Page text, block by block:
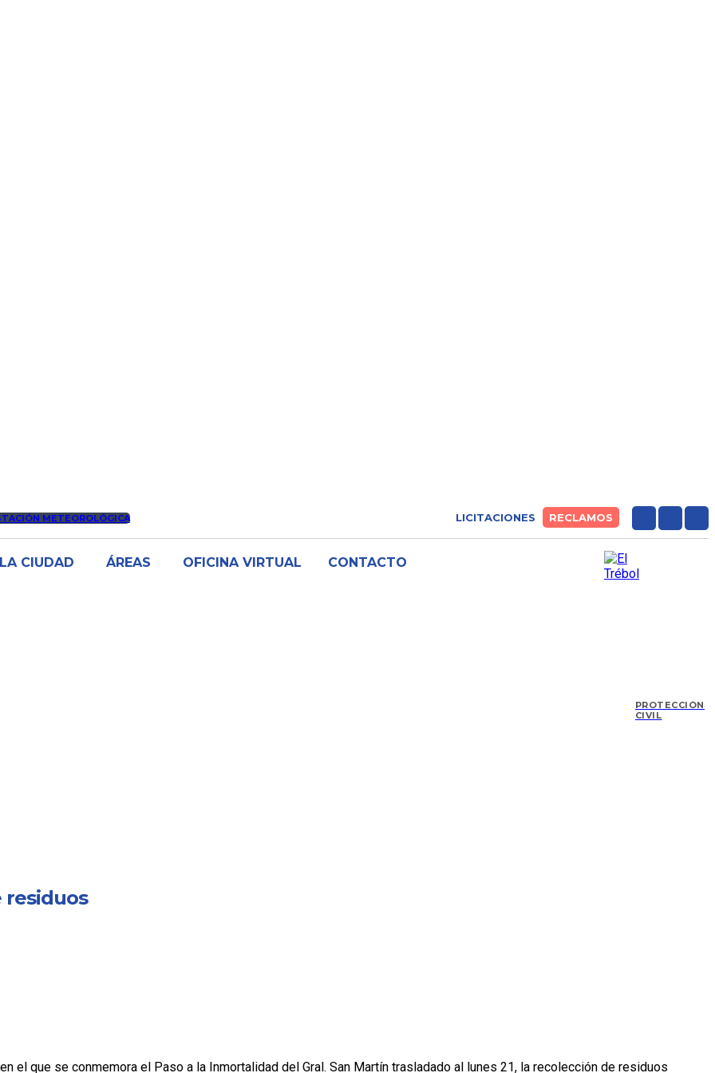
METEOROLÓGICA LICITACIONES RECLAMOS
LA CIUDAD ÁREAS OFICINA VIRTUAL CONTACTO
PROTECCIÓN
CIVIL
residuos
el que se conmemora el Paso a la Inmortalidad del Gral. San Martín trasladado al lunes 21, la recolección de residuos